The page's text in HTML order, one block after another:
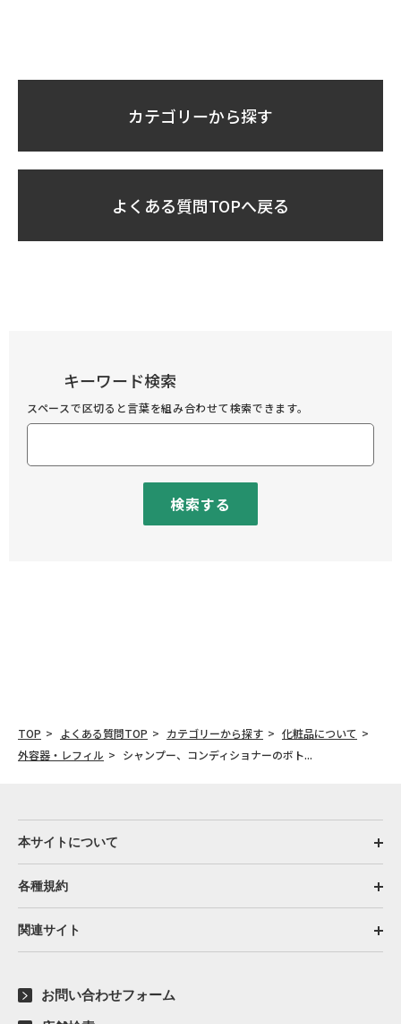
カテゴリーから探す
よくある質問TOPへ戻る
キーワード検索
スペースで区切ると言葉を組み合わせて検索できます。
検索する
TOP よくある質問TOP カテゴリーから探す
化粧品について
外容器・レフィル
シャンプー、コンディショナーのボト...
本サイトについて
各種規約
関連サイト
お問い合わせフォーム